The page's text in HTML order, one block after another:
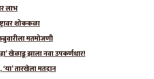
लाभ
शोककळा
मतमोजणी
खेळाडू झाला नवा उपकर्णधार!
तारखेला मतदान